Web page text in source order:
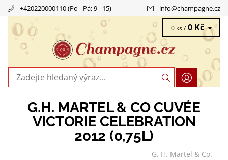
+420220000110 (Po - Pá: 9 - 15) info@champagne.cz
0 ks / 0 Kč
G.H. MARTEL & CO CUVÉE
VICTORIE CELEBRATION
2012 (0,75L)
G. H. Martel & Co.